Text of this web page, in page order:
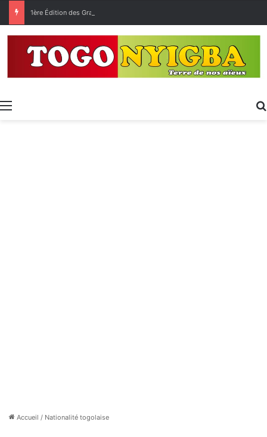
Menu
Accueil / Nationalité togolaise